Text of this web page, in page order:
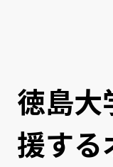
徳島大
援する